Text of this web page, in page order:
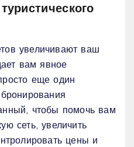
увеличивают ваш
вам явное
еще один
чтобы помочь вам
сеть, увеличить
цены и